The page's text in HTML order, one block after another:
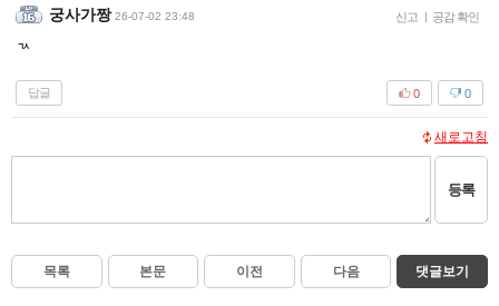
궁사가짱 26-07-02 23:48 신고 | 공감 확인
ㄳ
답글 0
0
새로고침
등록
목록 본문 이전 다음 댓글보기